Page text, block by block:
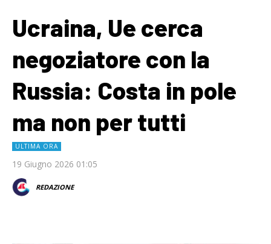
Ucraina, Ue cerca
negoziatore con la
Russia: Costa in pole
ma non per tutti
ULTIMA ORA
19 Giugno 2026 01:05
REDAZIONE